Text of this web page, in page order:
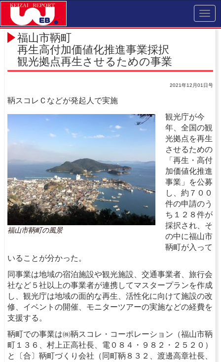
福山市鞆町
再生高付加価値化推進事業採択
観光拠点再生させるための事業
2021年12月01日号
鞆スコレＣなどが発起人で実施
福山市鞆町の風景
観光庁が今
年、全国の観
光拠点を再生
させるための
「再生・高付
加価値化推進
事業」を公募
し、約７００
件の申請のう
ち１２８件が
採択され、そ
の中に福山市
鞆町が入って
いることが分かった。
同事業は地域の宿泊施設や観光施設、交通事業者、旅行会
社など５社以上の事業者が連携してマスタープランを作成
し、観光庁は地域の面的な再生、活性化に向けて施設の改
修、イベントの開催、モニターツアーの実施などの経費を
支援する。
鞆町での事業は㈱鞆スコレ・コーポレーション（福山市鞆
町１３６、村上正高社長、電０８４・９８２・２５２０）
と〔合〕鞆町づくり会社（同町鞆８３２、渡邊高章社長、